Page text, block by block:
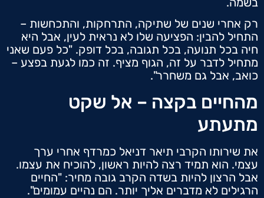
רק אחרי שנים של שתיקה, התרחקות, והתכחשות –
התחיל להבין: הפציעה שלו לא נראית לעין, אבל היא
חיה בכל תנועה, בכל תגובה, בכל דופק. "כל פעם שאני
מתחיל לדבר על זה, הגוף מציף. זה כמו לגעת בפצע –
כואב, אבל גם משחרר".
מהחיים בקצה – אל שקט
מתעתע
את שירותו הקרבי תיאר דניאל כמרדף אחרי ערך
עצמי. הוא תמיד רצה להיות ראשון, להוכיח את עצמו.
אבל הרצון להיות בשדה הקרב גובה מחיר: "החיים
הרגילים לא מדברים אליך יותר. הם נהיים עמומים".